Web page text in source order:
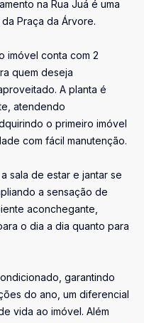
na Rua Juá é uma
Praça da Árvore.
imóvel conta com 2
quem deseja
A planta é
atendendo
o primeiro imóvel
com fácil manutenção.
sala de estar e jantar se
a sensação de
aconchegante,
o dia a dia quanto para
garantindo
do ano, um diferencial
vida ao imóvel. Além